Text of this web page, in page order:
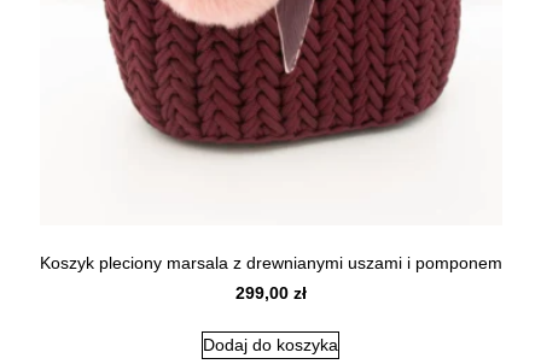
Koszyk pleciony marsala z drewnianymi uszami i pomponem
299,00 zł
Dodaj do koszyka